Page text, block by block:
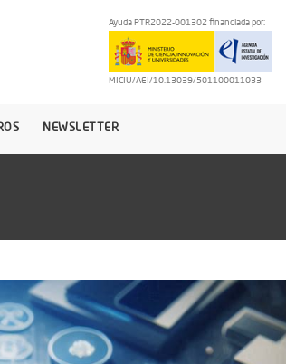
Ayuda PTR2022-001302 financiada por:
MICIU/AEI/10.13039/501100011033
NEWSLETTER